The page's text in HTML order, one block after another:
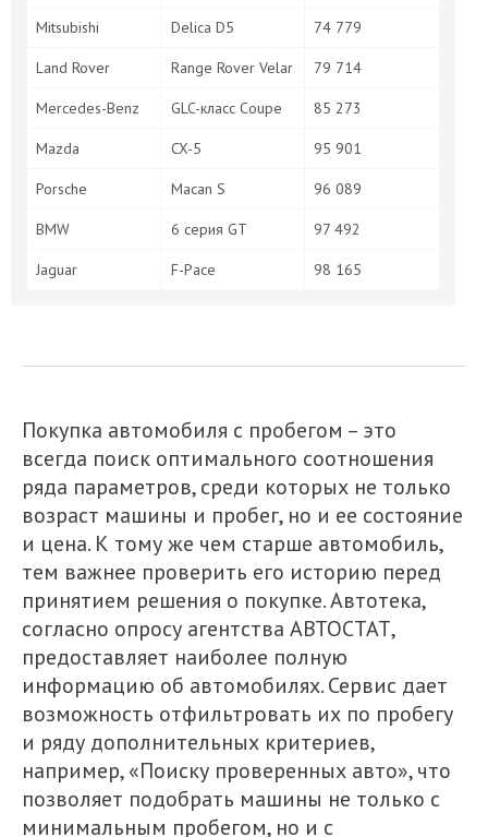
Mitsubishi Delica D5 74 779
Land Rover Range Rover Velar 79 714
Mercedes-Benz GLC-класс Coupe 85 273
Mazda CX-5 95 901
Porsche Macan S 96 089
BMW 6 серия GT 97 492
Jaguar F-Pace 98 165
Покупка автомобиля с пробегом – это
всегда поиск оптимального соотношения
ряда параметров, среди которых не только
возраст машины и пробег, но и ее состояние
и цена. К тому же чем старше автомобиль,
тем важнее проверить его историю перед
принятием решения о покупке. Автотека,
согласно опросу агентства АВТОСТАТ,
предоставляет наиболее полную
информацию об автомобилях. Сервис дает
возможность отфильтровать их по пробегу
и ряду дополнительных критериев,
например, «Поиску проверенных авто», что
позволяет подобрать машины не только с
минимальным пробегом, но и с